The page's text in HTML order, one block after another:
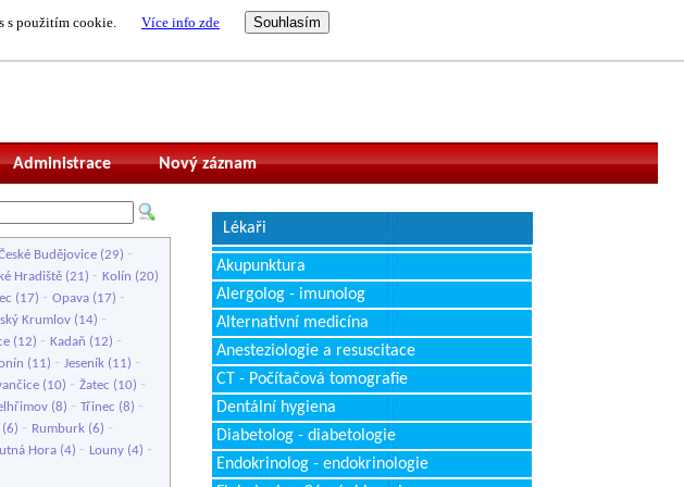
s použitím cookie. Více info zde
Nový záznam
Administrace
Budějovice (29) -
Hradiště (21) - Kolín (20)
(17) - Opava (17) -
Krumlov (14) -
(12) - Kadaň (12) -
(11) - Jeseník (11) -
(10) - Žatec (10) -
(8) - Třinec (8) -
(6) - Rumburk (6) -
Hora (4) - Louny (4) -
Lékaři
Akupunktura
Alergolog - imunolog
Alternativní medicína
Anesteziologie a resuscitace
CT - Počítačová tomografie
Dentální hygiena
Diabetolog - diabetologie
Endokrinolog - endokrinologie